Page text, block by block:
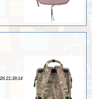
21:39:14